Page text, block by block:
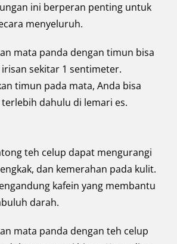
ini berperan penting untuk
menyeluruh.
mata panda dengan timun bisa
sekitar 1 sentimeter.
timun pada mata, Anda bisa
dahulu di lemari es.
teh celup dapat mengurangi
dan kemerahan pada kulit.
kafein yang membantu
darah.
mata panda dengan teh celup